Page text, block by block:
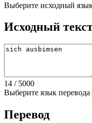
Выберите исходный
Исходный
14 / 5000
Выберите язык перевода
Перевод